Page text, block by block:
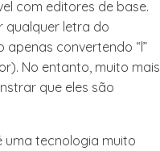
com editores de base.
qualquer letra do
convertendo “l”
No entanto, muito mais
que eles são
uma tecnologia muito